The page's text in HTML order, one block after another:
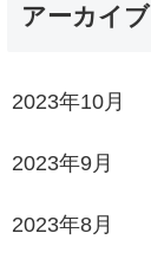
アーカイブ
2023年10月
2023年9月
2023年8月